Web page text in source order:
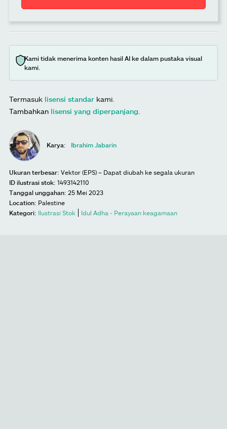
Kami tidak menerima konten hasil AI ke dalam pustaka visual
kami.
Termasuk lisensi standar kami.
Tambahkan lisensi yang diperpanjang
Karya: Ibrahim Jabarin
Ukuran terbesar: Vektor (EPS) – Dapat diubah ke segala ukuran
ID ilustrasi stok: 1493142110
Tanggal unggahan: 25 Mei 2023
Location: Palestine
Kategori: Ilustrasi Stok Idul Adha - Perayaan keagamaan